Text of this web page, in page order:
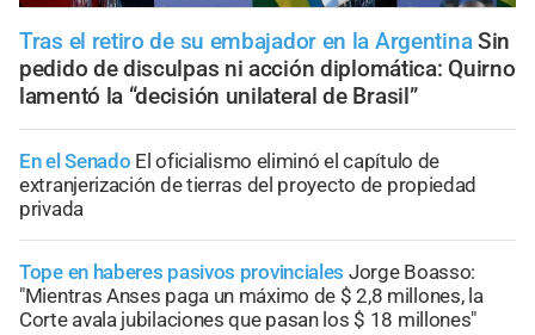
Tras el retiro de su embajador en la Argentina Sin
pedido de disculpas ni acción diplomática: Quirno
lamentó la “decisión unilateral de Brasil”
En el Senado El oficialismo eliminó el capítulo de
extranjerización de tierras del proyecto de propiedad
privada
Tope en haberes pasivos provinciales Jorge Boasso:
"Mientras Anses paga un máximo de $ 2,8 millones, la
Corte avala jubilaciones que pasan los $ 18 millones"